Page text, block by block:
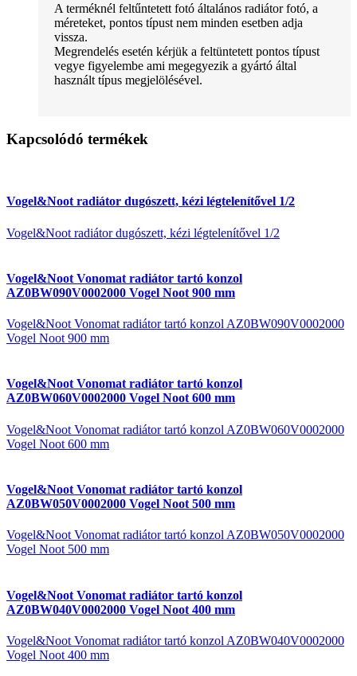
A terméknél feltűntetett fotó általános radiátor fotó, a
méreteket, pontos típust nem minden esetben adja
vissza.
Megrendelés esetén kérjük a feltüntetett pontos típust
vegye figyelembe ami megegyezik a gyártó által
használt típus megjelölésével.
Kapcsolódó termékek
Vogel&Noot radiátor dugószett, kézi légtelenítővel 1/2
Vogel&Noot radiátor dugószett, kézi légtelenítővel 1/2
Vogel&Noot Vonomat radiátor tartó konzol
AZ0BW090V0002000 Vogel Noot 900 mm
Vogel&Noot Vonomat radiátor tartó konzol AZ0BW090V0002000
Vogel Noot 900 mm
Vogel&Noot Vonomat radiátor tartó konzol
AZ0BW060V0002000 Vogel Noot 600 mm
Vogel&Noot Vonomat radiátor tartó konzol AZ0BW060V0002000
Vogel Noot 600 mm
Vogel&Noot Vonomat radiátor tartó konzol
AZ0BW050V0002000 Vogel Noot 500 mm
Vogel&Noot Vonomat radiátor tartó konzol AZ0BW050V0002000
Vogel Noot 500 mm
Vogel&Noot Vonomat radiátor tartó konzol
AZ0BW040V0002000 Vogel Noot 400 mm
Vogel&Noot Vonomat radiátor tartó konzol AZ0BW040V0002000
Vogel Noot 400 mm